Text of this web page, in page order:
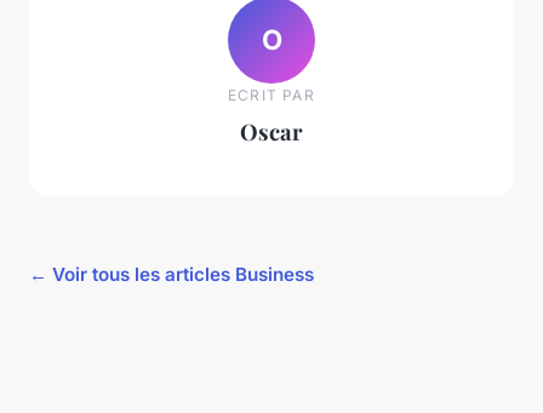
O
ECRIT PAR
Oscar
← Voir tous les articles Business